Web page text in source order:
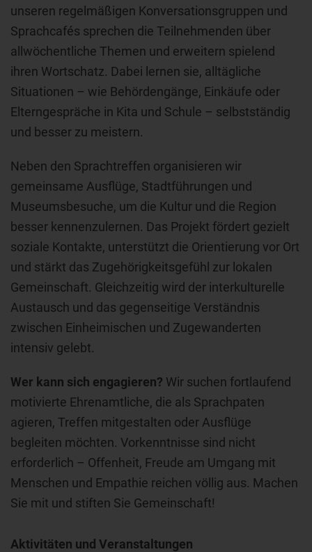
unseren regelmäßigen Konversationsgruppen und
Sprachcafés sprechen die Teilnehmenden über
allwöchentliche Themen und erweitern spielend
ihren Wortschatz. Dabei lernen sie, alltägliche
Situationen – wie Behördengänge, Einkäufe oder
Elterngespräche in Kita und Schule – selbstständig
und besser zu meistern.
Neben den Sprachtreffen organisieren wir
gemeinsame Ausflüge, Stadtführungen und
Museumsbesuche, um die Kultur und die Region
besser kennenzulernen. Das Projekt fördert gezielt
soziale Kontakte, unterstützt die Orientierung vor Ort
und stärkt das Zugehörigkeitsgefühl zur lokalen
Gemeinschaft. Gleichzeitig wird der interkulturelle
Austausch und das gegenseitige Verständnis
zwischen Einheimischen und Zugewanderten
intensiv gelebt.
Wer kann sich engagieren? Wir suchen fortlaufend
motivierte Ehrenamtliche, die als Sprachpaten
agieren, Treffen mitgestalten oder Ausflüge
begleiten möchten. Vorkenntnisse sind nicht
erforderlich – Offenheit, Freude am Umgang mit
Menschen und Empathie reichen völlig aus. Machen
Sie mit und stiften Sie Gemeinschaft!
Aktivitäten und Veranstaltungen